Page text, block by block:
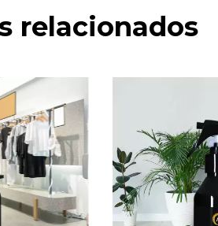
relacionados